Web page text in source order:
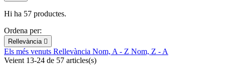
Hi ha 57 productes.
Ordena per:
Rellevància 
Els més venuts Rellevància Nom, A - Z Nom, Z - A
Veient 13-24 de 57 articles(s)